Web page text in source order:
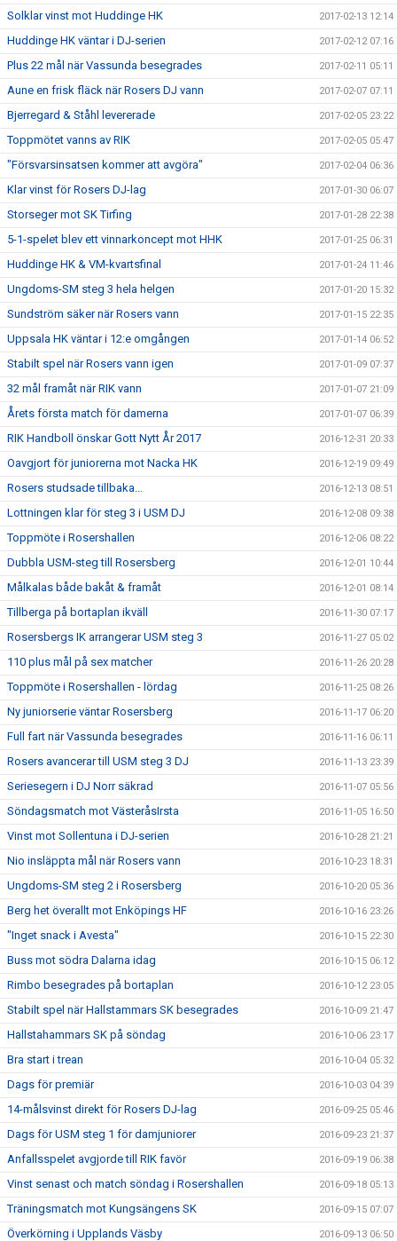
Solklar vinst mot Huddinge HK 2017-02-13 12:14
Huddinge HK väntar i DJ-serien 2017-02-12 07:16
Plus 22 mål när Vassunda besegrades 2017-02-11 05:11
Aune en frisk fläck när Rosers DJ vann 2017-02-07 07:11
Bjerregard & Ståhl levererade 2017-02-05 23:22
Toppmötet vanns av RIK 2017-02-05 05:47
"Försvarsinsatsen kommer att avgöra" 2017-02-04 06:36
Klar vinst för Rosers DJ-lag 2017-01-30 06:07
Storseger mot SK Tirfing 2017-01-28 22:38
5-1-spelet blev ett vinnarkoncept mot HHK 2017-01-25 06:31
Huddinge HK & VM-kvartsfinal 2017-01-24 11:46
Ungdoms-SM steg 3 hela helgen 2017-01-20 15:32
Sundström säker när Rosers vann 2017-01-15 22:35
Uppsala HK väntar i 12:e omgången 2017-01-14 06:52
Stabilt spel när Rosers vann igen 2017-01-09 07:37
32 mål framåt när RIK vann 2017-01-07 21:09
Årets första match för damerna 2017-01-07 06:39
RIK Handboll önskar Gott Nytt År 2017 2016-12-31 20:33
Oavgjort för juniorerna mot Nacka HK 2016-12-19 09:49
Rosers studsade tillbaka... 2016-12-13 08:51
Lottningen klar för steg 3 i USM DJ 2016-12-08 09:38
Toppmöte i Rosershallen 2016-12-06 08:22
Dubbla USM-steg till Rosersberg 2016-12-01 10:44
Målkalas både bakåt & framåt 2016-12-01 08:14
Tillberga på bortaplan ikväll 2016-11-30 07:17
Rosersbergs IK arrangerar USM steg 3 2016-11-27 05:02
110 plus mål på sex matcher 2016-11-26 20:28
Toppmöte i Rosershallen - lördag 2016-11-25 08:26
Ny juniorserie väntar Rosersberg 2016-11-17 06:20
Full fart när Vassunda besegrades 2016-11-16 06:11
Rosers avancerar till USM steg 3 DJ 2016-11-13 23:39
Seriesegern i DJ Norr säkrad 2016-11-07 05:56
Söndagsmatch mot VästeråsIrsta 2016-11-05 16:50
Vinst mot Sollentuna i DJ-serien 2016-10-28 21:21
Nio insläppta mål när Rosers vann 2016-10-23 18:31
Ungdoms-SM steg 2 i Rosersberg 2016-10-20 05:36
Berg het överallt mot Enköpings HF 2016-10-16 23:26
"Inget snack i Avesta" 2016-10-15 22:30
Buss mot södra Dalarna idag 2016-10-15 06:12
Rimbo besegrades på bortaplan 2016-10-12 23:05
Stabilt spel när Hallstammars SK besegrades 2016-10-09 21:47
Hallstahammars SK på söndag 2016-10-06 23:17
Bra start i trean 2016-10-04 05:32
Dags för premiär 2016-10-03 04:39
14-målsvinst direkt för Rosers DJ-lag 2016-09-25 05:46
Dags för USM steg 1 för damjuniorer 2016-09-23 21:37
Anfallsspelet avgjorde till RIK favör 2016-09-19 06:38
Vinst senast och match söndag i Rosershallen 2016-09-18 05:13
Träningsmatch mot Kungsängens SK 2016-09-15 07:07
Överkörning i Upplands Väsby 2016-09-13 06:50